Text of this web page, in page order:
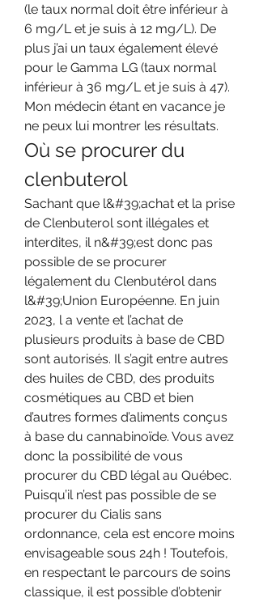
(le taux normal doit être inférieur à
6 mg/L et je suis à 12 mg/L). De
plus j’ai un taux également élevé
pour le Gamma LG (taux normal
inférieur à 36 mg/L et je suis à 47).
Mon médecin étant en vacance je
ne peux lui montrer les résultats.
Où se procurer du
clenbuterol
Sachant que l&#39;achat et la prise
de Clenbuterol sont illégales et
interdites, il n&#39;est donc pas
possible de se procurer
légalement du Clenbutérol dans
l&#39;Union Européenne. En juin
2023, l a vente et l’achat de
plusieurs produits à base de CBD
sont autorisés. Il s’agit entre autres
des huiles de CBD, des produits
cosmétiques au CBD et bien
d’autres formes d’aliments conçus
à base du cannabinoïde. Vous avez
donc la possibilité de vous
procurer du CBD légal au Québec.
Puisqu’il n’est pas possible de se
procurer du Cialis sans
ordonnance, cela est encore moins
envisageable sous 24h ! Toutefois,
en respectant le parcours de soins
classique, il est possible d’obtenir